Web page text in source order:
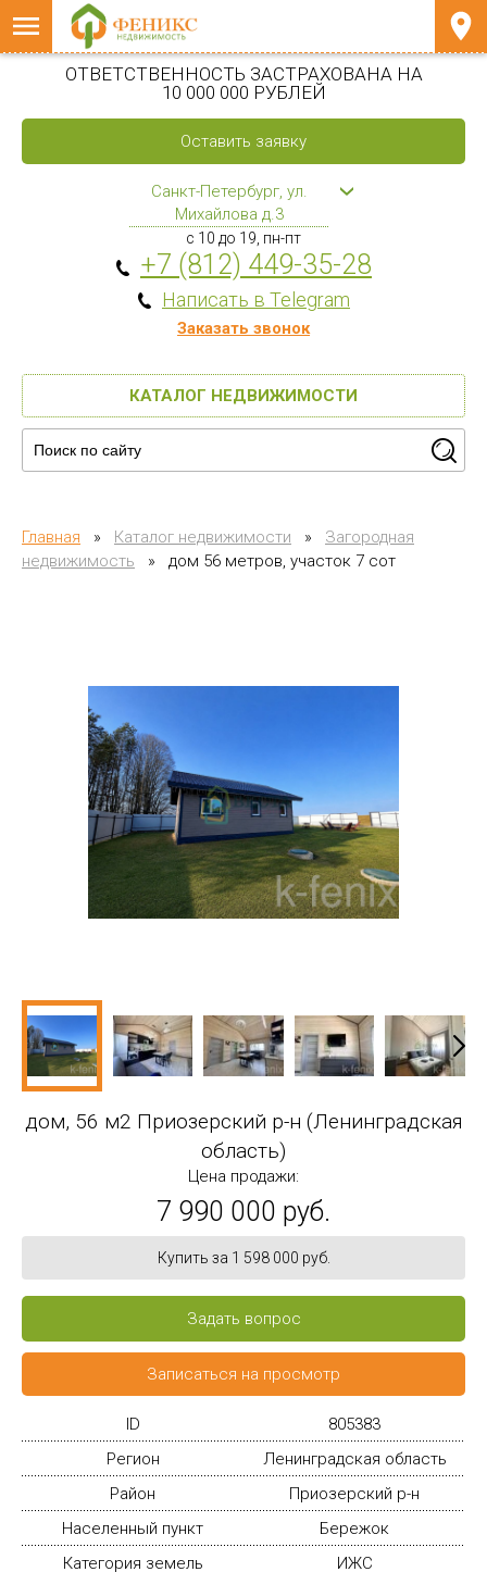
ОТВЕТСТВЕННОСТЬ ЗАСТРАХОВАНА НА
10 000 000 РУБЛЕЙ
Оставить заявку
Санкт-Петербург, ул.
Михайлова д.3
с 10 до 19, пн-пт
+7 (812) 449-35-28
Написать в Telegram
Заказать звонок
КАТАЛОГ НЕДВИЖИМОСТИ
Главная » Каталог недвижимости »
Загородная
недвижимость
» дом 56 метров, участок 7 сот
дом, 56 м2 Приозерский р-н (Ленинградская
область)
Цена продажи:
7 990 000 руб.
Купить за 1 598 000 руб.
Задать вопрос
Записаться на просмотр
ID
805383
Регион
Ленинградская область
Район
Приозерский р-н
Населенный пункт
Бережок
Категория земель
ИЖС